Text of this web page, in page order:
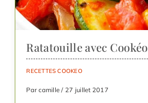
Ratatouille avec Cookéo
RECETTES COOKEO
Par camille / 27 juillet 2017